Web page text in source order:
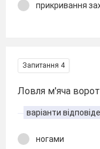
прикривання
Запитання 4
Ловля м'яча
варіанти
ногами